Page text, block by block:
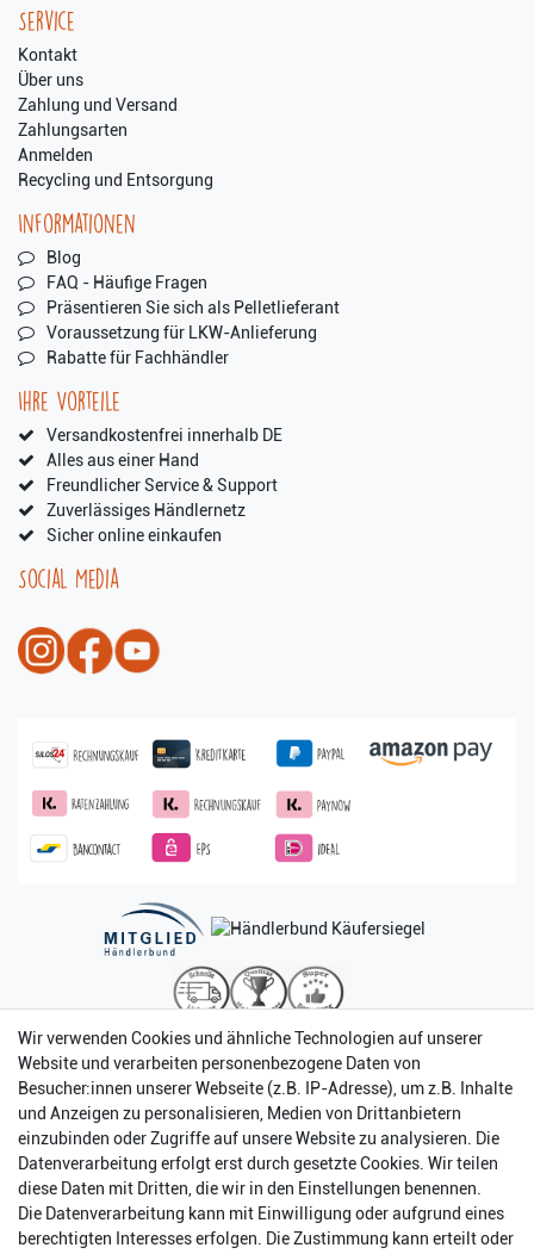
Service
Kontakt
Über uns
Zahlung und Versand
Zahlungsarten
Anmelden
Recycling und Entsorgung
Informationen
Blog
FAQ - Häufige Fragen
Präsentieren Sie sich als Pelletlieferant
Voraussetzung für LKW-Anlieferung
Rabatte für Fachhändler
Ihre Vorteile
Versandkostenfrei innerhalb DE
Alles aus einer Hand
Freundlicher Service & Support
Zuverlässiges Händlernetz
Sicher online einkaufen
Social Media
Wir verwenden Cookies und ähnliche Technologien auf unserer
Website und verarbeiten personenbezogene Daten von
Besucher:innen unserer Webseite (z.B. IP-Adresse), um z.B. Inhalte
und Anzeigen zu personalisieren, Medien von Drittanbietern
einzubinden oder Zugriffe auf unsere Website zu analysieren. Die
Datenverarbeitung erfolgt erst durch gesetzte Cookies. Wir teilen
diese Daten mit Dritten, die wir in den Einstellungen benennen.
Die Datenverarbeitung kann mit Einwilligung oder aufgrund eines
berechtigten Interesses erfolgen. Die Zustimmung kann erteilt oder